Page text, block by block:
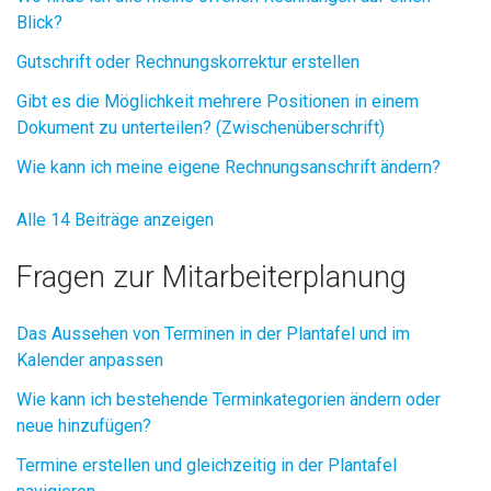
Blick?
Gutschrift oder Rechnungskorrektur erstellen
Gibt es die Möglichkeit mehrere Positionen in einem
Dokument zu unterteilen? (Zwischenüberschrift)
Wie kann ich meine eigene Rechnungsanschrift ändern?
Alle 14 Beiträge anzeigen
Fragen zur Mitarbeiterplanung
Das Aussehen von Terminen in der Plantafel und im
Kalender anpassen
Wie kann ich bestehende Terminkategorien ändern oder
neue hinzufügen?
Termine erstellen und gleichzeitig in der Plantafel